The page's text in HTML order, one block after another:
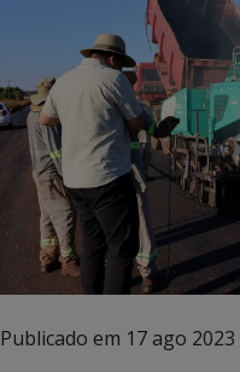
Publicado em 17 ago 2023